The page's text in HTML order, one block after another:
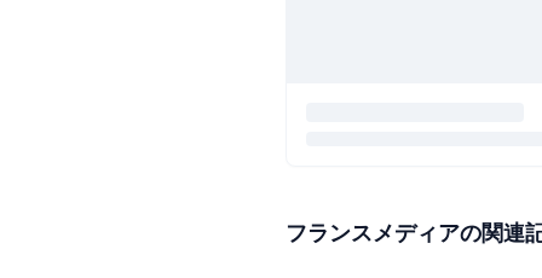
フランスメディアの関連